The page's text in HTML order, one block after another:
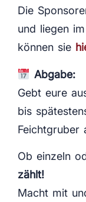
Die
und liegen
können sie
Abgabe:
Gebt eure
bis
Feichtgruber
Ob einzeln
zählt!
Macht mit